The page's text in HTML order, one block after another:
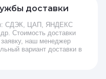
доставки
СДЭК, ЦАП, ЯНДЕКС
Стоимость доставки
заявку, наш менеджер
вариант доставки в